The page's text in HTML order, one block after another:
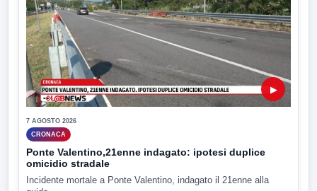
▶
7 AGOSTO 2026
CRONACA
Ponte Valentino,21enne indagato: ipotesi duplice
omicidio stradale
Incidente mortale a Ponte Valentino, indagato il 21enne alla